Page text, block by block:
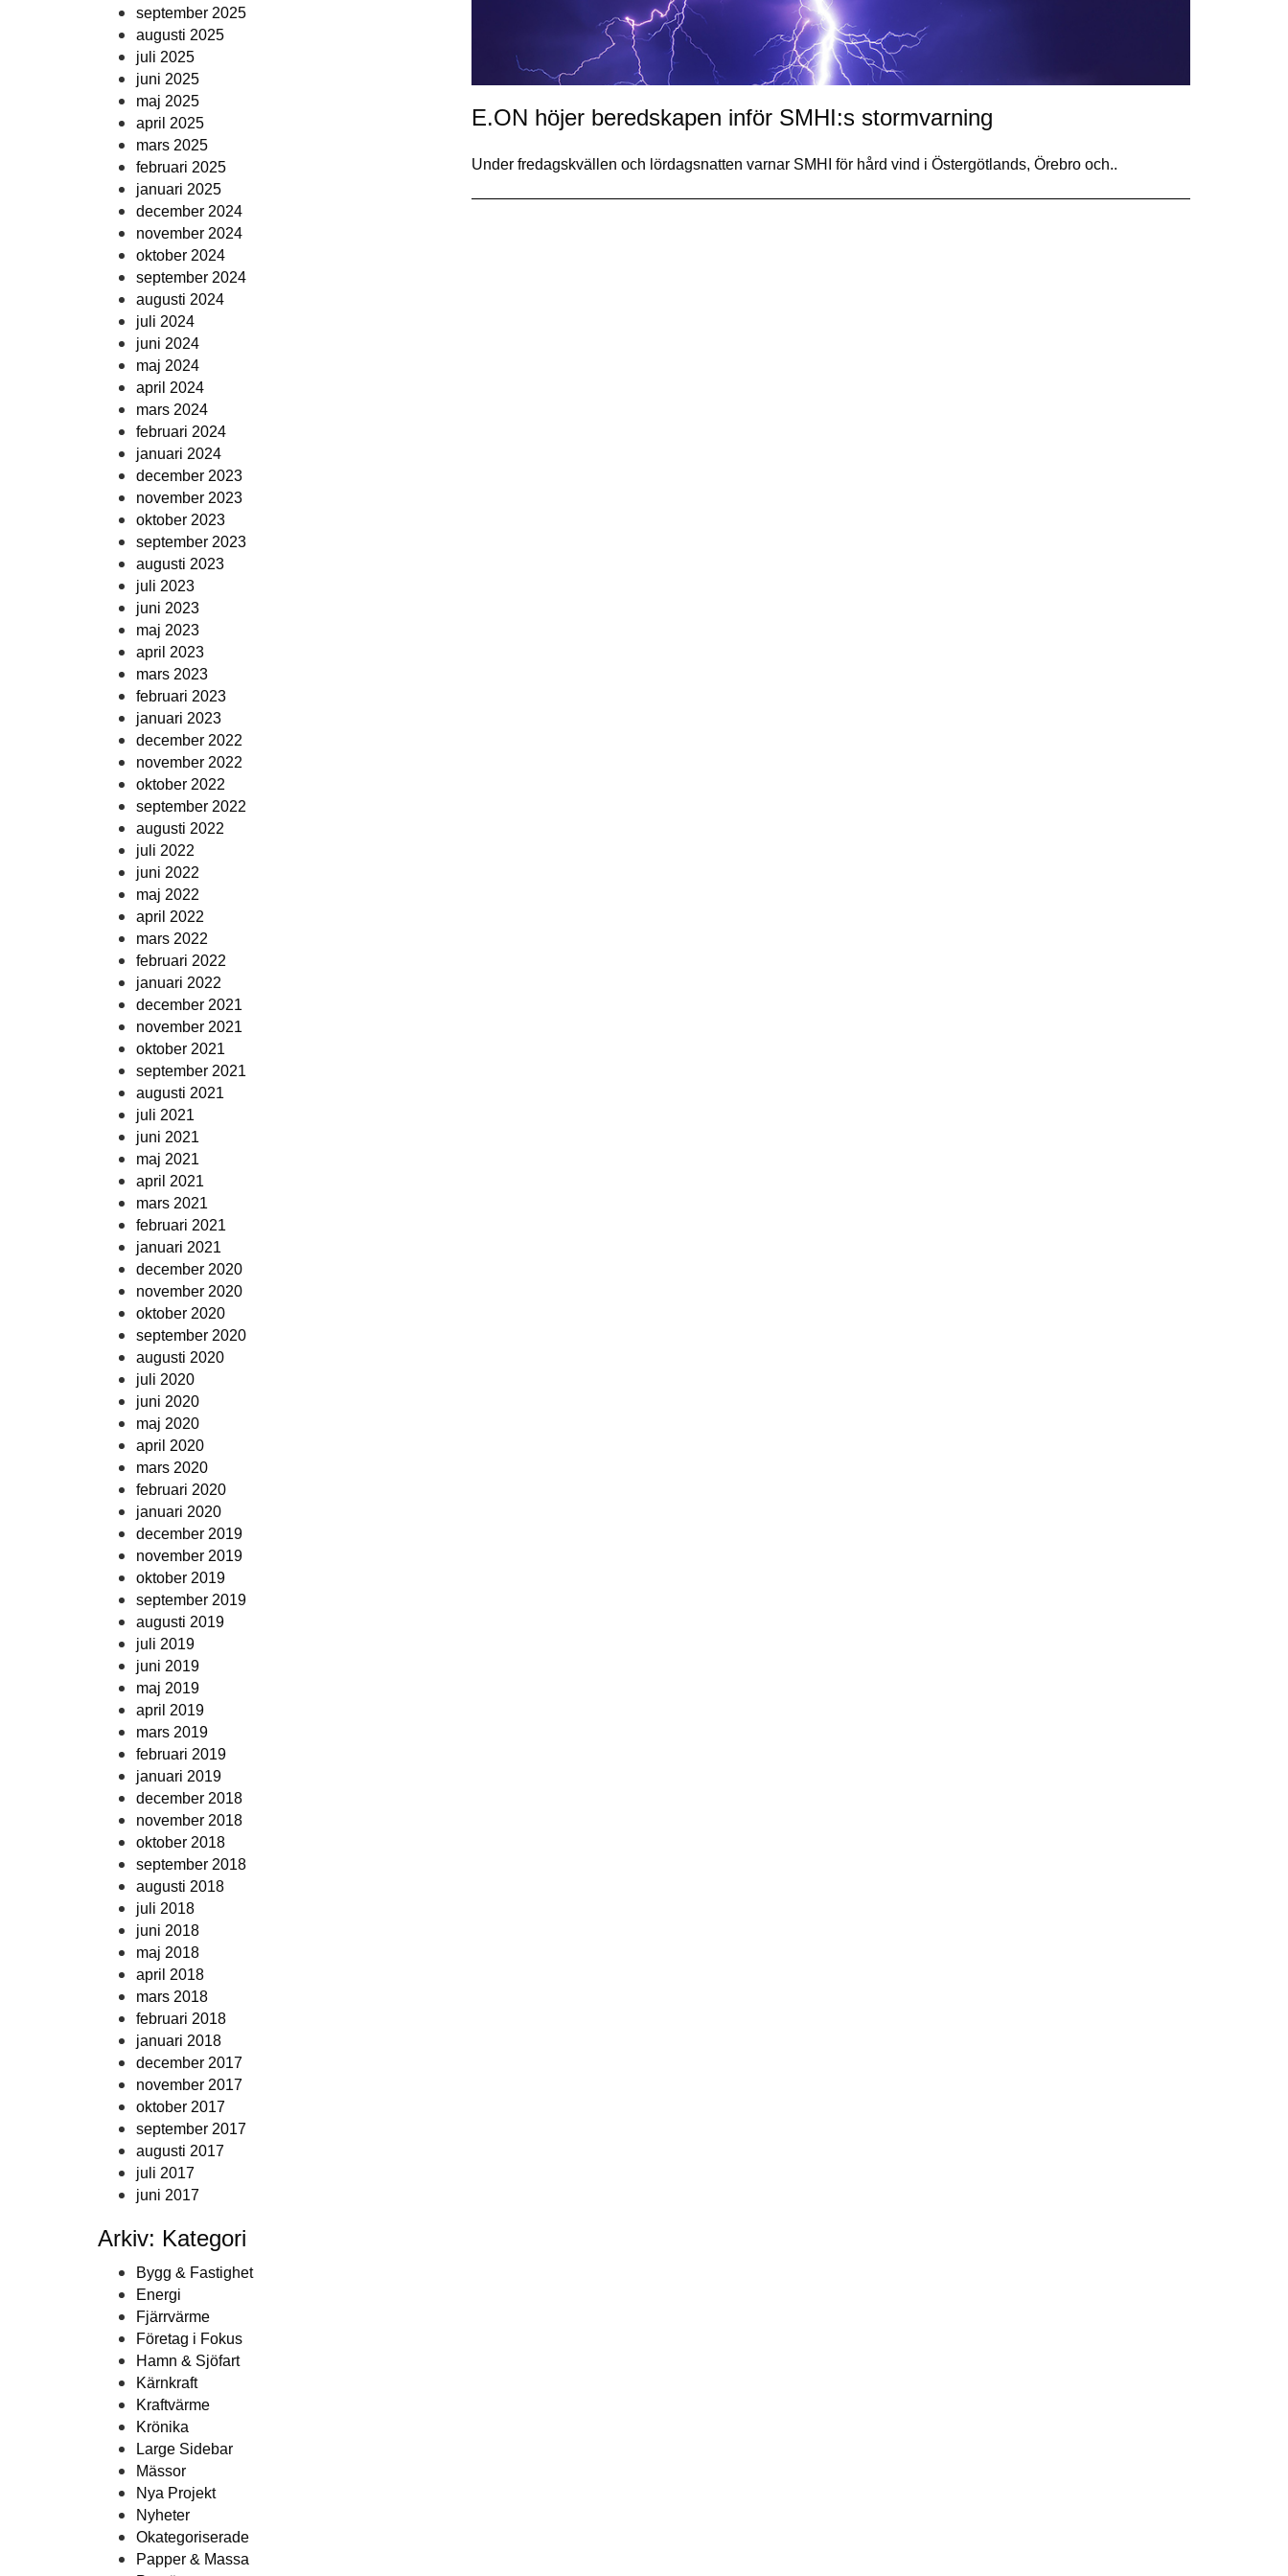
september 2025
augusti 2025
juli 2025
juni 2025
maj 2025
april 2025
mars 2025
februari 2025
januari 2025
december 2024
november 2024
oktober 2024
september 2024
augusti 2024
juli 2024
juni 2024
maj 2024
april 2024
mars 2024
februari 2024
januari 2024
december 2023
november 2023
oktober 2023
september 2023
augusti 2023
juli 2023
juni 2023
maj 2023
april 2023
mars 2023
februari 2023
januari 2023
december 2022
november 2022
oktober 2022
september 2022
augusti 2022
juli 2022
juni 2022
maj 2022
april 2022
mars 2022
februari 2022
januari 2022
december 2021
november 2021
oktober 2021
september 2021
augusti 2021
juli 2021
juni 2021
maj 2021
april 2021
mars 2021
februari 2021
januari 2021
december 2020
november 2020
oktober 2020
september 2020
augusti 2020
juli 2020
juni 2020
maj 2020
april 2020
mars 2020
februari 2020
januari 2020
december 2019
november 2019
oktober 2019
september 2019
augusti 2019
juli 2019
juni 2019
maj 2019
april 2019
mars 2019
februari 2019
januari 2019
december 2018
november 2018
oktober 2018
september 2018
augusti 2018
juli 2018
juni 2018
maj 2018
april 2018
mars 2018
februari 2018
januari 2018
december 2017
november 2017
oktober 2017
september 2017
augusti 2017
juli 2017
juni 2017
Arkiv: Kategori
Bygg & Fastighet
Energi
Fjärrvärme
Företag i Fokus
Hamn & Sjöfart
Kärnkraft
Kraftvärme
Krönika
Large Sidebar
Mässor
Nya Projekt
Nyheter
Okategoriserade
Papper & Massa
E.ON höjer beredskapen inför SMHI:s stormvarning
Under fredagskvällen och lördagsnatten varnar SMHI för hård vind i Östergötlands, Örebro och..